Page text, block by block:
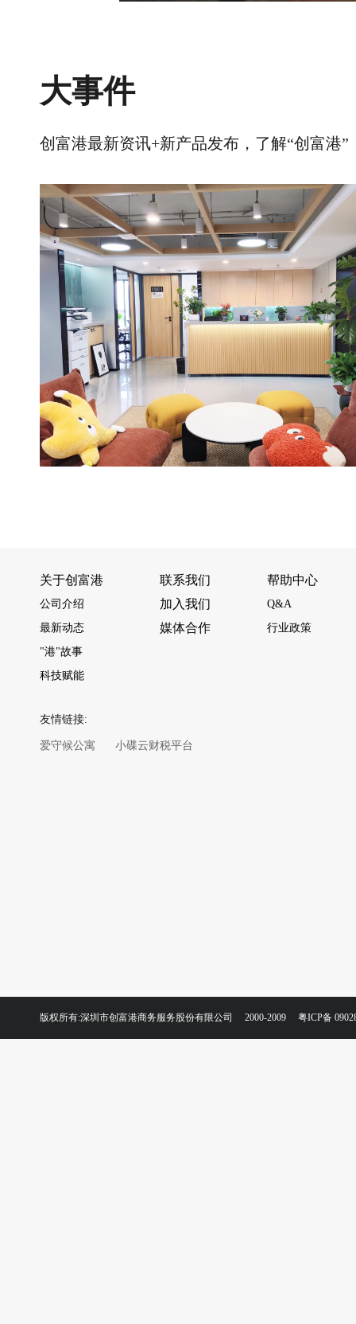
大事件
创富港最新资讯+新产品发布，了解“创富港
关于创富港
公司介绍
最新动态
"港"故事
科技赋能
联系我们
加入我们
媒体合作
帮助中心
Q&A
行业政策
友情链接:
爱守候公寓 小碟云财税平台
版权所有:深圳市创富港商务服务股份有限公司 2000-2009 粤ICP备